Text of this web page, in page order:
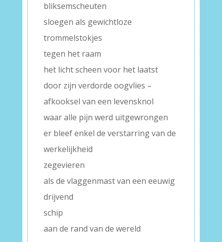
bliksemscheuten
sloegen als gewichtloze
trommelstokjes
tegen het raam
het licht scheen voor het laatst
door zijn verdorde oogvlies –
afkooksel van een levensknol
waar alle pijn werd uitgewrongen
er bleef enkel de verstarring van de
werkelijkheid
zegevieren
als de vlaggenmast van een eeuwig
drijvend
schip
aan de rand van de wereld